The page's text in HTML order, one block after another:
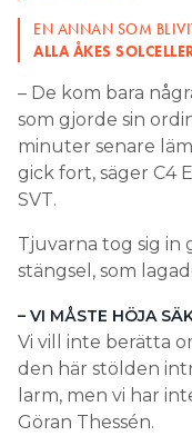
EN ANNAN SOM
ALLA ÅKES
– De kom bara
som gjorde sin
minuter senare
gick fort, säger C4
SVT.
Tjuvarna tog sig
stängsel, som
– VI MÅSTE HÖJA
Vi vill inte berätta
den här stölden
larm, men vi har
Göran Thessén.